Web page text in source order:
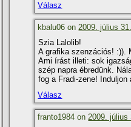
Válasz
kbalu06 on2009. július
Szia Lalolib!
A grafika szenzációs! :)).
Ami í­rást illeti: sok
szép napra ébredünk.
fog a Fradi-zene! Induljon
Válasz
franto1984 on2009. július